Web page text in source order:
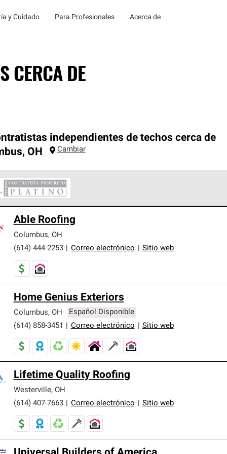
y Cuidado Para Profesionales Acerca de
CERCA DE
independientes de techos cerca de
, OH Cambiar
con estándares estrictos de profesionalismo, confiabilidad
nuestra mejor garantía de sistemas de techos.
Able Roofing
Columbus, OH
(614) 444-2253
Correo electrónico Sitio web
Home Genius Exteriors
Columbus, OH
Español Disponible
(614) 858-3451
Correo electrónico Sitio web
Lifetime Quality Roofing
Westerville, OH
(614) 407-7663
Correo electrónico Sitio web